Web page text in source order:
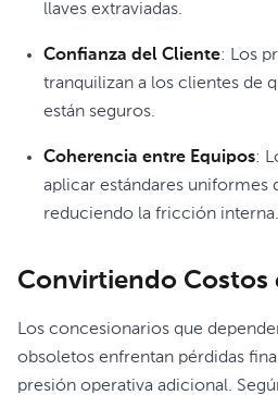
llaves extraviadas.
Confianza del Cliente: Los
tranquilizan a los clientes de
están seguros.
Coherencia entre Equipos:
aplicar estándares uniformes
reduciendo la fricción interna.
Convirtiendo Costos
Los concesionarios que
obsoletos enfrentan pérdidas
presión operativa adicional.